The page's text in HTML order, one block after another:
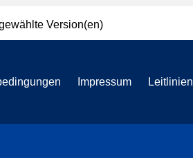
Version(en)
Impressum Leitlinien